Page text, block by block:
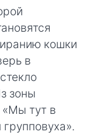
кошки
в
зоны
тут в